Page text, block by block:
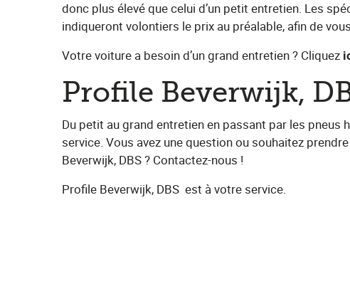
donc plus élevé que celui d’un petit entretien. Les
indiqueront volontiers le prix au préalable, afin de
Votre voiture a besoin d’un grand entretien ? Cliquez​ ​
Profile Beverwijk,
Du petit au grand entretien en passant par les pneus
service. Vous avez une question ou souhaitez prendre
Beverwijk, DBS​ ? Contactez-nous !
Profile Beverwijk, DBS ​ est à votre service.